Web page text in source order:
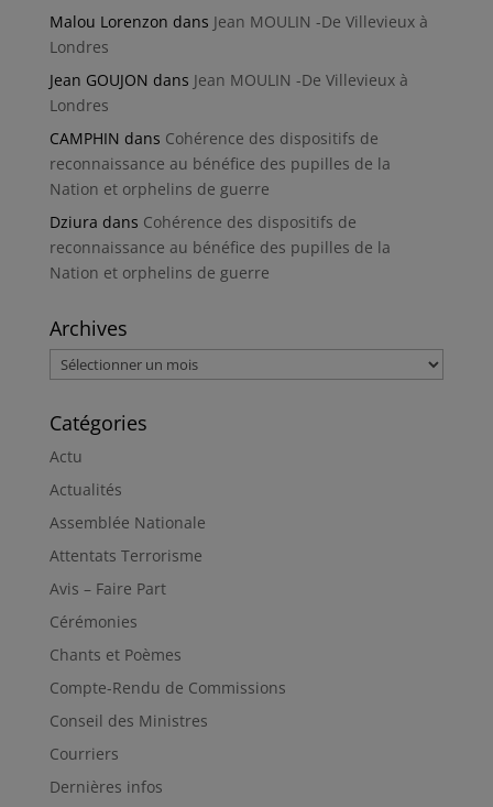
Malou Lorenzon dans Jean MOULIN -De Villevieux à
Londres
Jean GOUJON dans Jean MOULIN -De Villevieux à
Londres
CAMPHIN dans Cohérence des dispositifs de
reconnaissance au bénéfice des pupilles de la
Nation et orphelins de guerre
Dziura dans Cohérence des dispositifs de
reconnaissance au bénéfice des pupilles de la
Nation et orphelins de guerre
Archives
Archives
Catégories
Actu
Actualités
Assemblée Nationale
Attentats Terrorisme
Avis – Faire Part
Cérémonies
Chants et Poèmes
Compte-Rendu de Commissions
Conseil des Ministres
Courriers
Dernières infos